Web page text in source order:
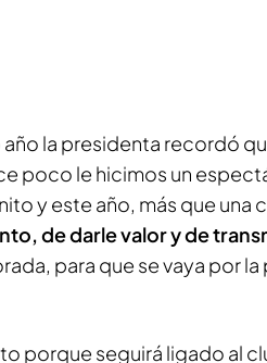
la presidenta recordó
poco le hicimos un
y este año, más que una
de darle valor y de
para que se vaya por la
porque seguirá ligado al